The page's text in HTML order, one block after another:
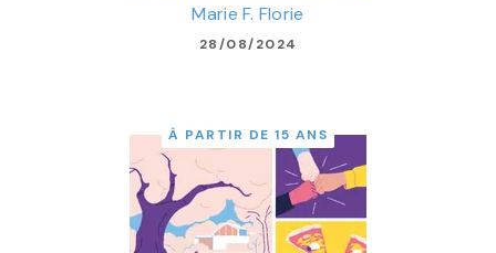
Marie F. Florie
28/08/2024
À PARTIR DE 15 ANS